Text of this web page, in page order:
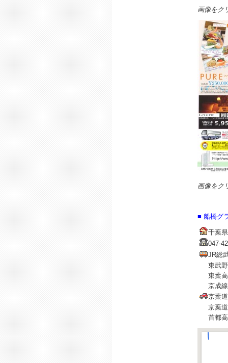
画像をク
画像をク
■ 船橋グ
千葉
047-
JR総
東武
東葉
京成
京葉
京葉
首都